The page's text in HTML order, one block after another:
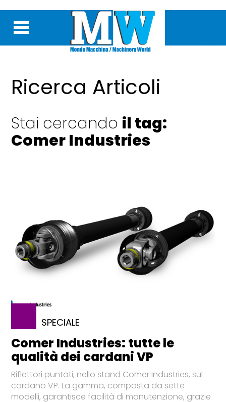
Ricerca Articoli
Stai cercando il tag:
Comer Industries
SPECIALE
Comer Industries: tutte le
qualità dei cardani VP
Riflettori puntati, nello stand Comer Industries, sul
cardano VP. La gamma, composta da sette
modelli, garantisce facilità di manutenzione, grazie